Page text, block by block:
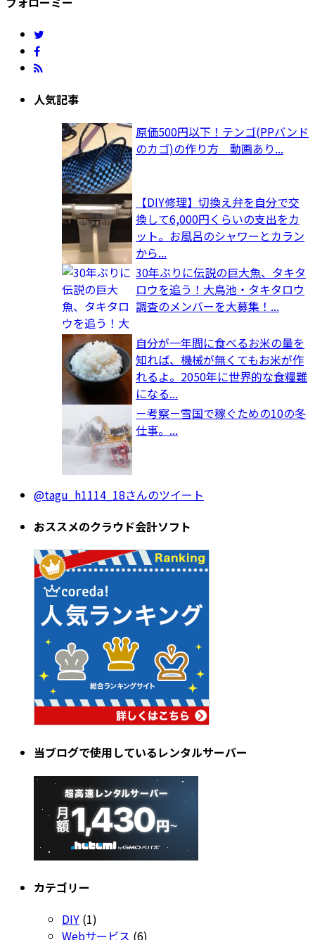
人気記事
原価500円以下！テンゴ(PPバンド
のカゴ)の作り方 動画あり...
【DIY修理】切換え弁を自分で交
換して6,000円くらいの支出をカ
ット。お風呂のシャワーとカラン
から...
30年ぶりに伝説の巨大魚、タキタ
ロウを追う！大鳥池・タキタロウ
調査のメンバーを大募集！...
自分が一年間に食べるお米の量を
知れば、機械が無くてもお米が作
れるよ。2050年に世界的な食糧難
になる...
－考察－雪国で稼ぐための10の冬
仕事。...
@tagu_h1114_18さんのツイート
おススメのクラウド会計ソフト
当ブログで使用しているレンタルサーバー
カテゴリー
DIY (1)
Webサービス (6)